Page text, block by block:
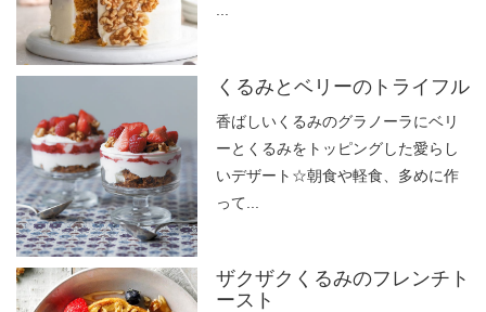
...
くるみとベリーのトライフル
香ばしいくるみのグラノーラにベリ
ーとくるみをトッピングした愛らし
いデザート☆朝食や軽食、多めに作
って...
ザクザクくるみのフレンチト
ースト